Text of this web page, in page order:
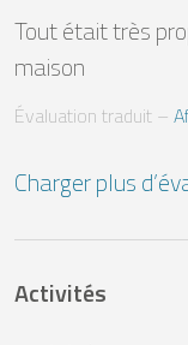
Tout était très
maison
Évaluation traduit –
Charger plus
Activités